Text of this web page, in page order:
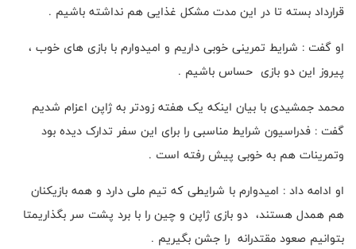
قرارداد بسته تا در این مدت مشکل غذایی هم نداشته باشیم .
او گفت : شرایط تمرینی خوبی داریم و امیدوارم با بازی های خوب ،
پیروز این دو‌ بازی حساس باشیم .
محمد جمشیدی با بیان اینکه یک هفته زودتر به ژاپن اعزام شدیم
گفت : فدراسیون شرایط مناسبی را برای این سفر تدارک دیده بود
وتمرینات هم به خوبی پیش رفته است .
او ادامه داد : امیدوارم با شرایطی که تیم ملی دارد و همه بازیکنان
هم همدل هستند، دو بازی ژاپن و چین را با برد پشت سر بگذاریمتا
بتوانیم صعود مقتدرانه را جشن بگیریم .